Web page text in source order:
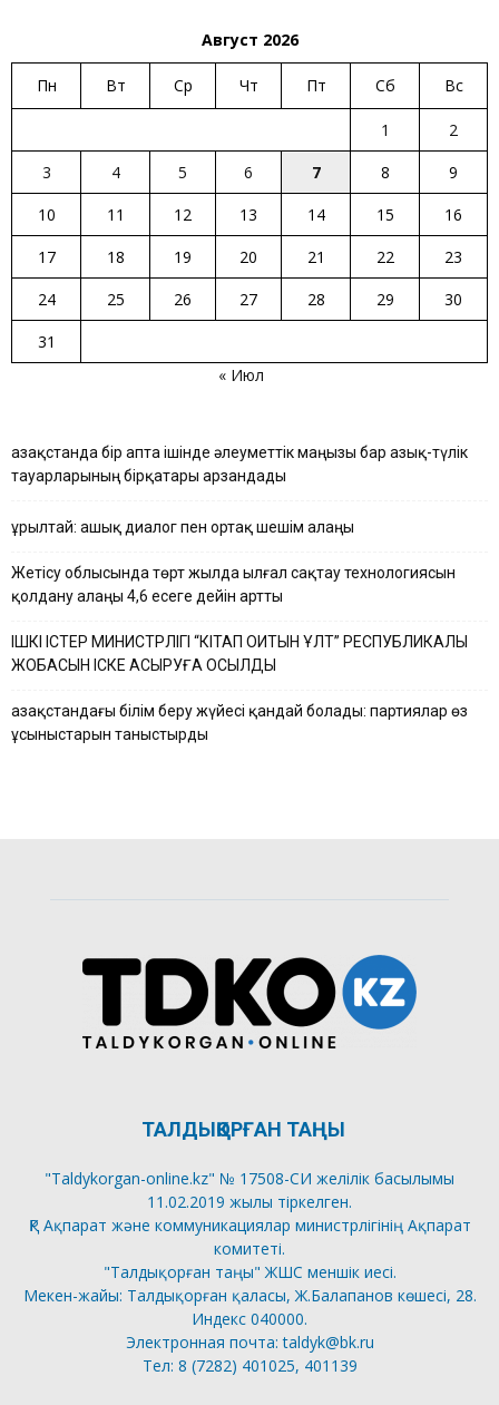
Август 2026
Пн Вт Ср Чт Пт Сб Вс
1
2
3
4 5 6 7 8
9
10
11 12 13 14 15
16
17
18 19 20 21 22
23
24
25 26 27 28 29
30
31
« Июл
Қазақстанда бір апта ішінде әлеуметтік маңызы бар азық-түлік
тауарларының бірқатары арзандады
Құрылтай: ашық диалог пен ортақ шешім алаңы
Жетісу облысында төрт жылда ылғал сақтау технологиясын
қолдану алаңы 4,6 есеге дейін артты
ІШКІ ІСТЕР МИНИСТРЛІГІ “КІТАП ОҚИТЫН ҰЛТ” РЕСПУБЛИКАЛЫҚ
ЖОБАСЫН ІСКЕ АСЫРУҒА ҚОСЫЛДЫ
Қазақстандағы білім беру жүйесі қандай болады: партиялар өз
ұсыныстарын таныстырды
ТАЛДЫҚОРҒАН ТАҢЫ
"Taldykorgan-online.kz" № 17508-СИ желілік басылымы
11.02.2019 жылы тіркелген.
ҚР Ақпарат және коммуникациялар министрлігінің Ақпарат
комитеті.
"Талдықорған таңы" ЖШС меншік иесі.
Мекен-жайы: Талдықорған қаласы, Ж.Балапанов көшесі, 28.
Индекс 040000.
Электронная почта: taldyk@bk.ru
Тел: 8 (7282) 401025, 401139